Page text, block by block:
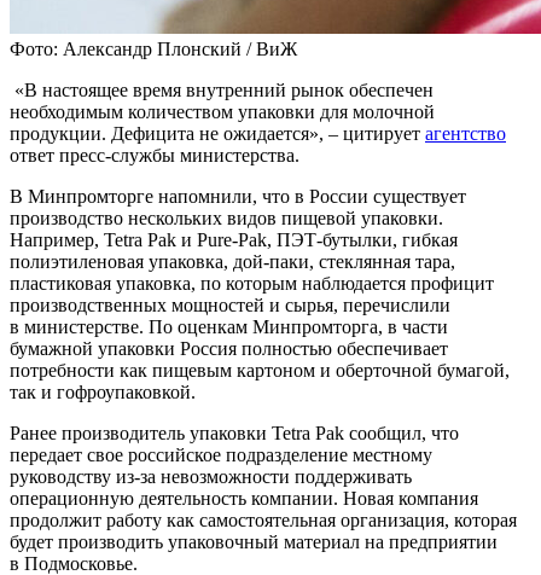
Фото: Александр Плонский / ВиЖ
«В настоящее время внутренний рынок обеспечен
необходимым количеством упаковки для молочной
продукции. Дефицита не ожидается», – цитирует агентство
ответ пресс-службы министерства.
В Минпромторге напомнили, что в России существует
производство нескольких видов пищевой упаковки.
Например, Tetra Pak и Pure-Pak, ПЭТ-бутылки, гибкая
полиэтиленовая упаковка, дой-паки, стеклянная тара,
пластиковая упаковка, по которым наблюдается профицит
производственных мощностей и сырья, перечислили
в министерстве. По оценкам Минпромторга, в части
бумажной упаковки Россия полностью обеспечивает
потребности как пищевым картоном и оберточной бумагой,
так и гофроупаковкой.
Ранее производитель упаковки Tetra Pak сообщил, что
передает свое российское подразделение местному
руководству из-за невозможности поддерживать
операционную деятельность компании. Новая компания
продолжит работу как самостоятельная организация, которая
будет производить упаковочный материал на предприятии
в Подмосковье.